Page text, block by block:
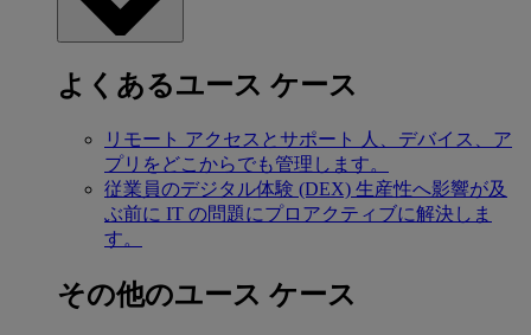
よくあるユース ケース
リモート アクセスとサポート
人、デバイス、ア
プリをどこからでも管理します。
従業員のデジタル体験 (DEX) 生産性へ影響が及
ぶ前に IT の問題にプロアクティブに解決しま
す。
その他のユース ケース